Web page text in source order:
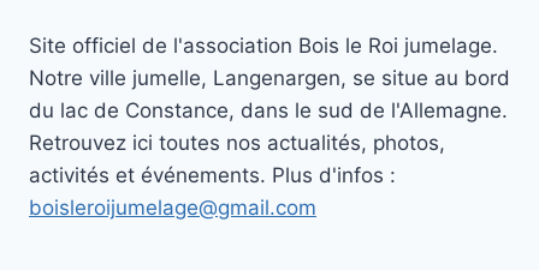
Site officiel de l'association Bois le Roi jumelage.
Notre ville jumelle, Langenargen, se situe au bord
du lac de Constance, dans le sud de l'Allemagne.
Retrouvez ici toutes nos actualités, photos,
activités et événements. Plus d'infos :
boisleroijumelage@gmail.com